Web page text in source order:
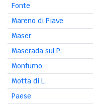
Fonte
Mareno di Piave
Maser
Maserada sul P.
Monfumo
Motta di L.
Paese